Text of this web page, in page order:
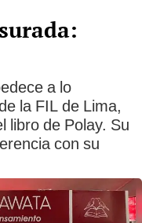
a lo
la FIL de Lima,
libro de Polay. Su
con su